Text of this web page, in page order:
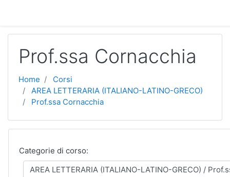
Prof.ssa Cornacchia
Home
Corsi
AREA LETTERARIA (ITALIANO-LATINO-GRECO)
Prof.ssa Cornacchia
Categorie di corso: